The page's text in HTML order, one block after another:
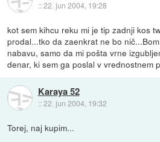
::22. jun 2004, 19:28
kot sem kihcu reku mi je tip zadnji kos
prodal...tko da zaenkrat ne bo
nabavu, samo da mi pošta vrne
denar, ki sem ga poslal v vrednostnem
Karaya 52
::22. jun 2004, 19:32
Torej, naj kupim...